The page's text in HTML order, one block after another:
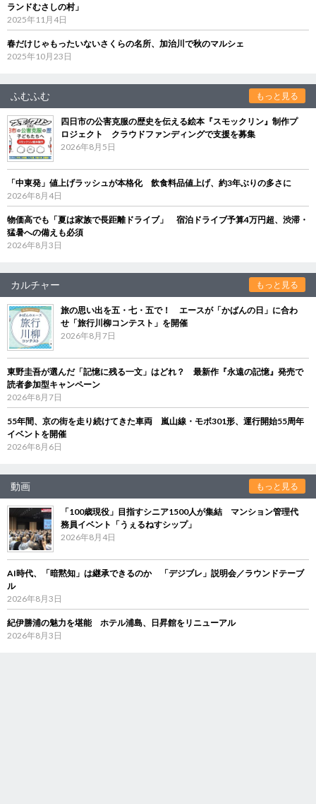
ランドむさしの村」
2025年11月4日
春だけじゃもったいないさくらの名所、加治川で秋のマルシェ
2025年10月23日
ふむふむ もっと見る
四日市の公害克服の歴史を伝える絵本『スモックリン』制作プ
ロジェクト クラウドファンディングで支援を募集
2026年8月5日
「中東発」値上げラッシュが本格化 飲食料品値上げ、約3年ぶりの多さに
2026年8月4日
物価高でも「夏は家族で長距離ドライブ」 宿泊ドライブ予算4万円超、渋滞・
猛暑への備えも必須
2026年8月3日
カルチャー もっと見る
旅の思い出を五・七・五で！ エースが「かばんの日」に合わ
せ「旅行川柳コンテスト」を開催
2026年8月7日
東野圭吾が選んだ「記憶に残る一文」はどれ？ 最新作『永遠の記憶』発売で
読者参加型キャンペーン
2026年8月7日
55年間、京の街を走り続けてきた車両 嵐山線・モボ301形、運行開始55周年
イベントを開催
2026年8月6日
動画 もっと見る
「100歳現役」目指すシニア1500人が集結 マンション管理代
務員イベント「うぇるねすシップ」
2026年8月4日
AI時代、「暗黙知」は継承できるのか 「デジブレ」説明会／ラウンドテーブ
ル
2026年8月3日
紀伊勝浦の魅力を堪能 ホテル浦島、日昇館をリニューアル
2026年8月3日